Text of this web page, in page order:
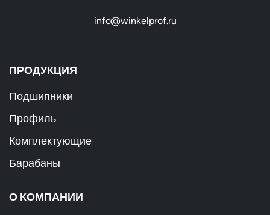
info@winkelprof.ru
ПРОДУКЦИЯ
Подшипники
Профиль
Комплектующие
Барабаны
О КОМПАНИИ